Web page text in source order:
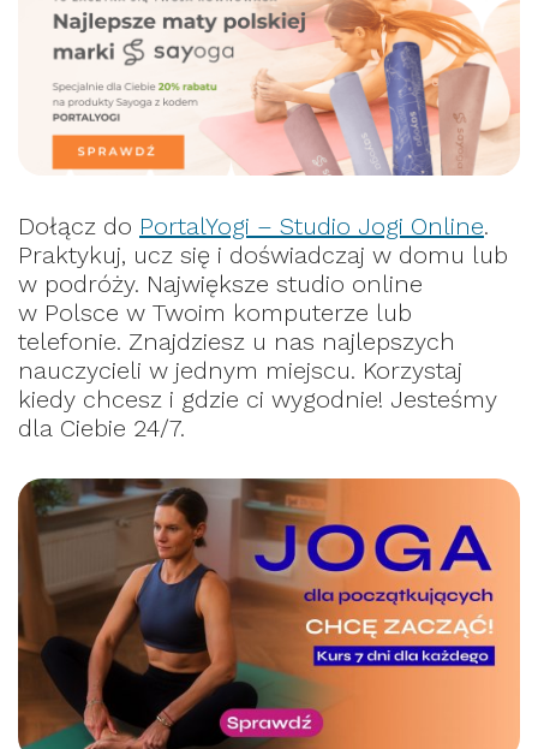
Dołącz do PortalYogi – Studio Jogi Online.
Praktykuj, ucz się i doświadczaj w domu lub
w podróży. Największe studio online
w Polsce w Twoim komputerze lub
telefonie. Znajdziesz u nas najlepszych
nauczycieli w jednym miejscu. Korzystaj
kiedy chcesz i gdzie ci wygodnie! Jesteśmy
dla Ciebie 24/7.